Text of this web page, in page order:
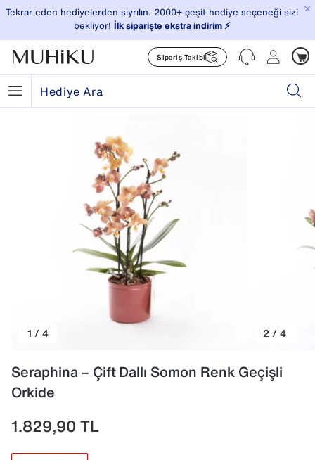
×
Tekrar eden hediyelerden sıyrılın. 2000+ çeşit hediye seçeneği sizi
bekliyor! İlk siparişte ekstra indirim ⚡️
Sipariş Takibi
1 / 4 2 / 4
Seraphina – Çift Dallı Somon Renk Geçişli
Orkide
1.829,90 TL